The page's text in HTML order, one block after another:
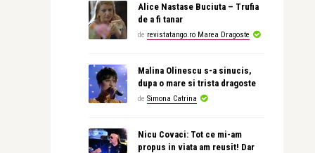
Alice Nastase Buciuta – Trufia
de a fi tanar
de revistatango.ro Marea Dragoste
Malina Olinescu s-a sinucis,
dupa o mare si trista dragoste
de Simona Catrina
Nicu Covaci: Tot ce mi-am
propus in viata am reusit! Dar